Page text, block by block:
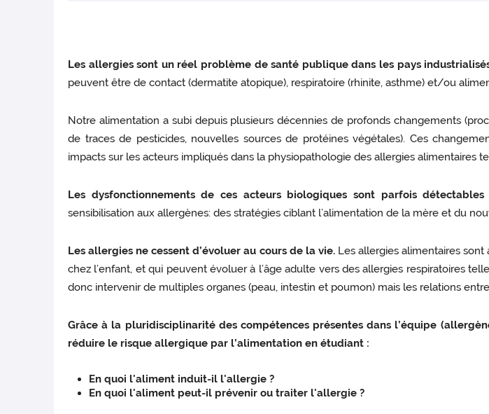
Les allergies sont un réel problème de santé publique dans les pays
peuvent être de contact (dermatite atopique), respiratoire (rhinite, asthme) et/ou
Notre alimentation a subi depuis plusieurs décennies de profonds changements
de traces de pesticides, nouvelles sources de protéines végétales). Ces
impacts sur les acteurs impliqués dans la physiopathologie des allergies alimentaires
Les dysfonctionnements de ces acteurs biologiques sont parfois
sensibilisation aux allergènes: des stratégies ciblant l’alimentation de la mère et du
Les allergies ne cessent d’évoluer au cours de la vie.Les allergies alimentaires sont
chez l’enfant, et qui peuvent évoluer à l’âge adulte vers des allergies respiratoires
donc intervenir de multiples organes (peau, intestin et poumon) mais les relations
Grâce à la pluridisciplinarité des compétences présentes dans l’équipe
réduire le risque allergique par l’alimentation en étudiant :
En quoi l'aliment induit-il l'allergie ?
En quoi l'aliment peut-il prévenir ou traiter l'allergie ?